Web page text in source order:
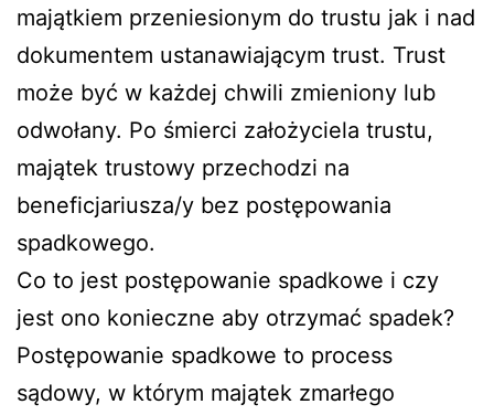
majątkiem przeniesionym do trustu jak i nad
dokumentem ustanawiającym trust. Trust
może być w każdej chwili zmieniony lub
odwołany. Po śmierci założyciela trustu,
majątek trustowy przechodzi na
beneficjariusza/y bez postępowania
spadkowego.
Co to jest postępowanie spadkowe i czy
jest ono konieczne aby otrzymać spadek?
Postępowanie spadkowe to process
sądowy, w którym majątek zmarłego